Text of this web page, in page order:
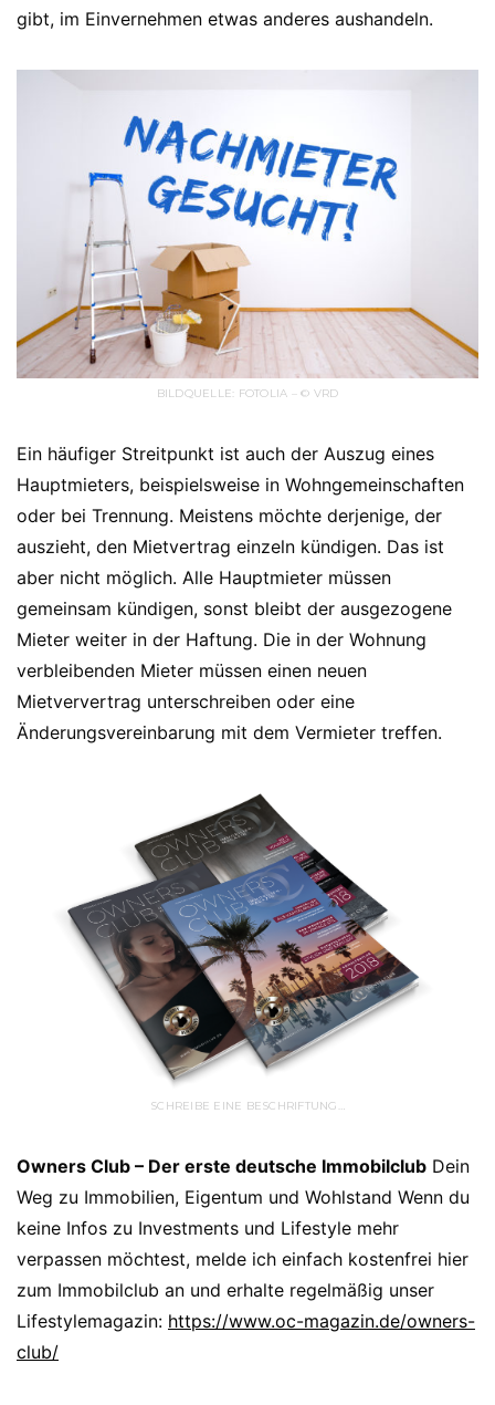
gibt, im Einvernehmen etwas anderes aushandeln.
BILDQUELLE: FOTOLIA – © VRD
Ein häufiger Streitpunkt ist auch der Auszug eines
Hauptmieters, beispielsweise in Wohngemeinschaften
oder bei Trennung. Meistens möchte derjenige, der
auszieht, den Mietvertrag einzeln kündigen. Das ist
aber nicht möglich. Alle Hauptmieter müssen
gemeinsam kündigen, sonst bleibt der ausgezogene
Mieter weiter in der Haftung. Die in der Wohnung
verbleibenden Mieter müssen einen neuen
Mietververtrag unterschreiben oder eine
Änderungsvereinbarung mit dem Vermieter treffen.
SCHREIBE EINE BESCHRIFTUNG…
Owners Club – Der erste deutsche Immobilclub Dein
Weg zu Immobilien, Eigentum und Wohlstand Wenn du
keine Infos zu Investments und Lifestyle mehr
verpassen möchtest, melde ich einfach kostenfrei hier
zum Immobilclub an und erhalte regelmäßig unser
Lifestylemagazin: https://www.oc-magazin.de/owners-
club/